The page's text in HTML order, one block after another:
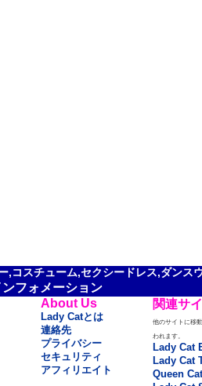
,コスチューム,セクシードレス,ダンス
ンフォメーション
About Us
Lady Catとは
連絡先
プライバシー
セキュリティ
アフィリエイト
関連サ
他のサイトに移
われます。
Lady Cat
Lady Cat
Queen